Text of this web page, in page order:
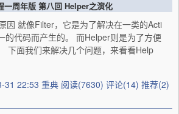
一周年版 第八回 Helper之演化
因 就像Filter，它是为了解决在一类的Acti
的代码而产生的。 而Helper则是为了方便
下面我们来解决几个问题，来看看Help
31 22:53 重典 阅读(7630) 评论(14) 推荐(2)